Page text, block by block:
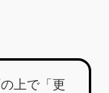
上で「更